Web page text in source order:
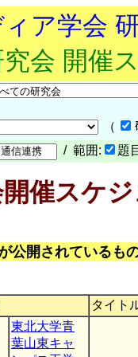
ア学会
会 開催
（
/ 範囲: 題
催スケ
公開されているもの
タイト
東北大学青
葉山東キャ